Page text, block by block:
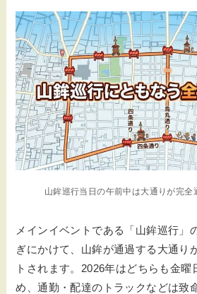
山鉾巡行当日の午前中は大通りが完全
メインイベントである「山鉾巡行」
ぎにかけて、山鉾が通過する大通り
トされます。2026年はどちらも金曜
め、通勤・配達のトラックなどは致